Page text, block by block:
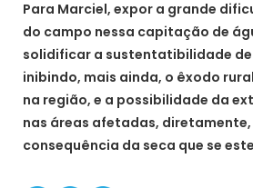
Para Marciel, expor a grande
do campo nessa capitação de
solidificar a sustentatibilidade
inibindo, mais ainda, o êxodo
na região, e a possibilidade da
nas áreas afetadas,
consequência da seca que se